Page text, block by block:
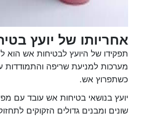
אחריותו של יועץ
תפקידו של היועץ לבטיחות אש הוא
מערכות למניעת שריפה והתמודדות
כשתפרוץ אש.
יועץ בנושאי בטיחות אש עובד עם
שונים ומבנים גדולים הזקוקים